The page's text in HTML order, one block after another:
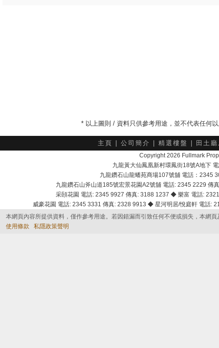
* 以上圖則 / 資料只供參考用途，並不代表任何
主頁 公司簡介 精選樓盤 田土
Copyright 2026 Fullmark
九龍黃大仙鳳凰新村環鳳街18號A地下
九龍鑽石山龍蟠苑商場107號舖 電話：2345
九龍鑽石山斧山道185號宏景花園A2號舖 電話: 2345 2229
采頣花園 電話: 2345 9927 傳真: 3188 1237 ◆ 樂富 電話:
威豪花園 電話: 2345 3331 傳真: 2328 9913 ◆ 星河明居/悅庭軒 電話
本網頁內容所提供資料，僅作參考用途。若因錯漏而引致任何不便或損失，本網
使用條款
私隱政策聲明